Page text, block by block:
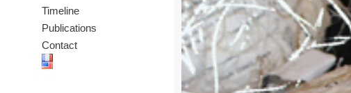
Timeline
Publications
Contact